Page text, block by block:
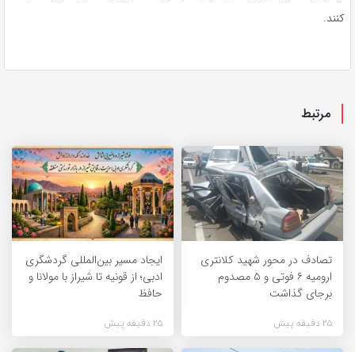
کنند.
مرتبط
تصادف در محور شهید کلانتری
ارومیه ۶ فوتی و ۵ مصدوم
برجای گذاشت
25 دقیقه پیش
ایجاد مسیر بین‌المللی گردشگری
ادبی؛ از قونیه تا شیراز با مولانا و
حافظ
25 دقیقه پیش